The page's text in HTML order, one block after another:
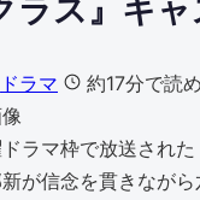
ラス』キ
ドラマ 約17分で読
ラマ枠で放送され
が信念を貫きなが